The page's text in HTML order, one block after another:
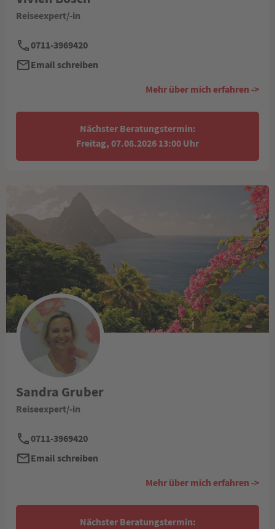
Reiseexpert/-in
0711-3969420
Email schreiben
Mehr über mich erfahren ->
Nächster Beratungstermin:
Freitag, 07.08.2026 13:00 Uhr
Sandra Gruber
Reiseexpert/-in
0711-3969420
Email schreiben
Mehr über mich erfahren ->
Nächster Beratungstermin: